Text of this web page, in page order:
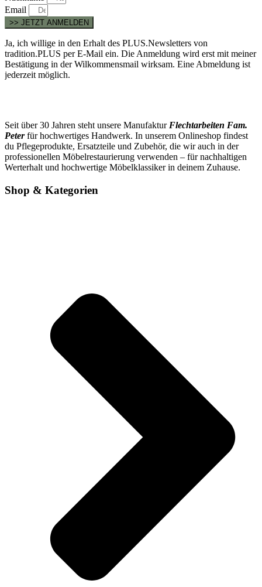
Email
>> JETZT ANMELDEN
Ja, ich willige in den Erhalt des PLUS.Newsletters von
tradition.PLUS per E-Mail ein. Die Anmeldung wird erst mit meiner
Bestätigung in der Wilkommensmail wirksam. Eine Abmeldung ist
jederzeit möglich.
Seit über 30 Jahren steht unsere Manufaktur Flechtarbeiten Fam.
Peterfür hochwertiges Handwerk. In unserem Onlineshop findest
du Pflegeprodukte, Ersatzteile und Zubehör, die wir auch in der
professionellen Möbelrestaurierung verwenden – für nachhaltigen
Werterhalt und hochwertige Möbelklassiker in deinem Zuhause.
Shop & Kategorien